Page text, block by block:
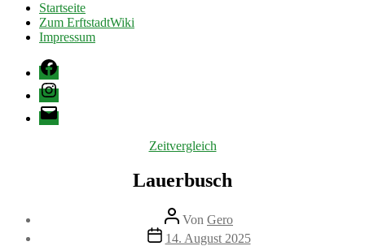
Startseite
Zum ErftstadtWiki
Impressum
Facebook
Instagram
E-
Mail
Kategorien
Zeitvergleich
Lauerbusch
Beitragsautor
Von Gero
Veröffentlichungsdatum
14. August 2025